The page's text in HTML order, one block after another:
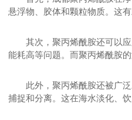
悬浮物、胶体和颗粒物质。这
其次，聚丙烯酰胺还可以
能耗高等问题。而聚丙烯酰胺
此外，聚丙烯酰胺还被广
捕捉和分离。这在海水淡化、